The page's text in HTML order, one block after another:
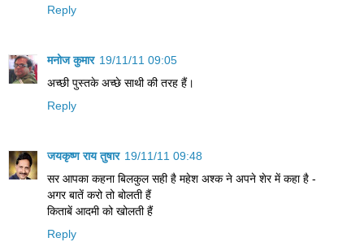
Reply
मनोज कुमार 19/11/11 09:05
अच्‍छी पुस्‍तके अच्‍छे साथी की तरह हैं।
Reply
जयकृष्ण राय तुषार 19/11/11 09:48
सर आपका कहना बिलकुल सही है महेश अश्क ने अपने शेर में कहा है -
अगर बातें करो तो बोलती हैं
किताबें आदमी को खोलती हैं
Reply